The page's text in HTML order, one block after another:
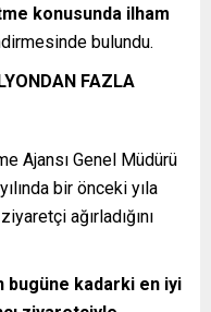
konusunda ilham
bulundu.
FAZLA
Ajansı Genel Müdürü
bir önceki yıla
ağırladığını
bugüne kadarki en iyi